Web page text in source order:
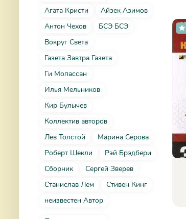
Агата Кристи
Айзек Азимов
Антон Чехов
БСЭ БСЭ
Вокруг Света
Газета Завтра Газета
Ги Мопассан
Илья Мельников
Кир Булычев
Коллектив авторов
Лев Толстой
Марина Серова
Роберт Шекли
Рэй Брэдбери
Сборник
Сергей Зверев
Станислав Лем
Стивен Кинг
неизвестен Автор